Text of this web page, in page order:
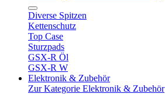
Diverse Spitzen
Kettenschutz
Top Case
Sturzpads
GSX-R Öl
GSX-R W
Elektronik & Zubehör
Zur Kategorie Elektronik & Zubehör